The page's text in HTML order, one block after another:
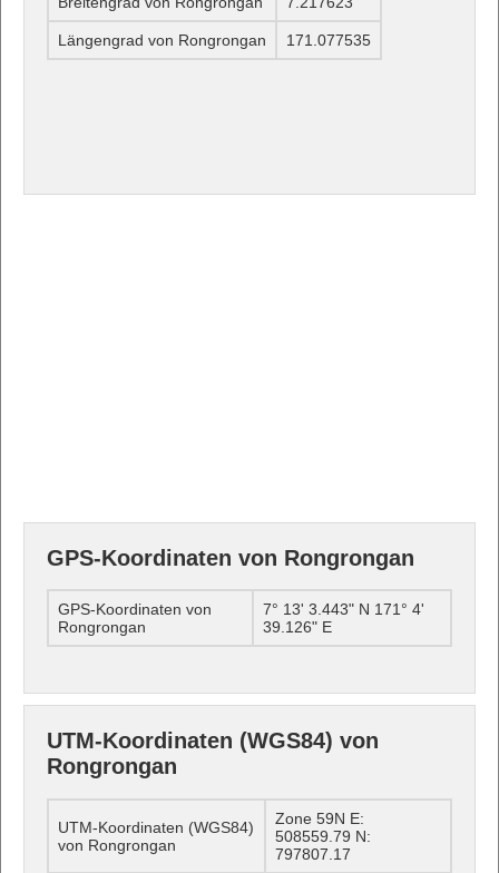
Längengrad von Rongrongan 171.077535
GPS-Koordinaten von Rongrongan
GPS-Koordinaten von
Rongrongan
7° 13' 3.443" N 171° 4'
39.126" E
UTM-Koordinaten (WGS84) von
Rongrongan
UTM-Koordinaten (WGS84)
von Rongrongan
Zone 59N E:
508559.79 N:
797807.17